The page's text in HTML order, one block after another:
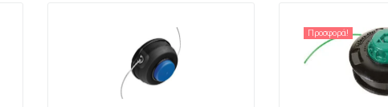
Προσφορά!